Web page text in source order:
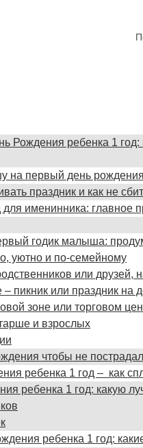
Рождения ребенка 1
на первый день
праздник и как не
именинника: главное
годик малыша:
уютно и по-семейному
или друзей,
пикник или праздник на
зоне или торговом
и взрослых
чтобы не
ребенка 1 год – как
ребенка 1 год: какую
ребенка 1 год: